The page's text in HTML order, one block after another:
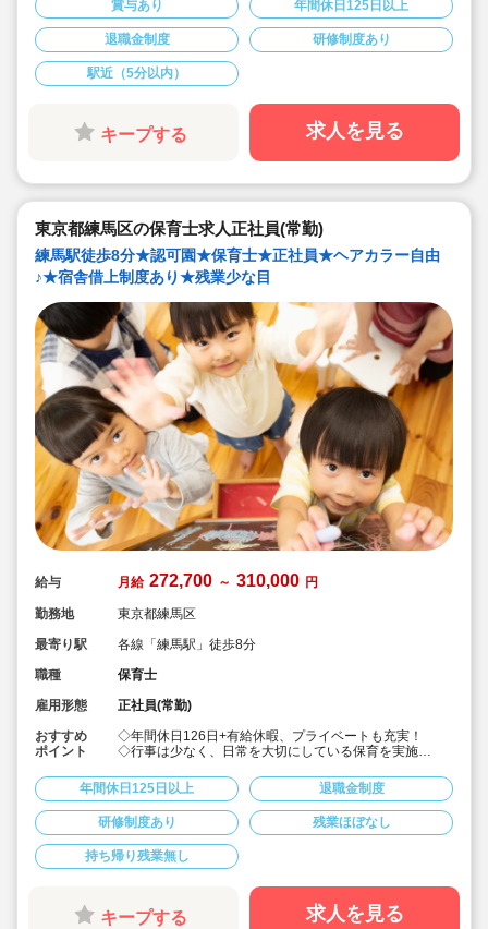
●社員の30％が勤続10年以上の方です。人員配置を手厚
くしており働きやすい環境です。
●職員の配置人数の基準が高い園です。園児一人ひとりに
寄り添った保育を実践されています。人の配置が十分あ
る職場環境です。
●有給休暇は60日間まで積み立て可能！5年ごとの永年勤
続報奨があり働きやすい環境です。
●宿舎借上げ制度利用可能です。約1万円の自己負担で居
住できます！
敷金・礼金は全額会社負担。引越代の一部も会社が負
賞与あり 年間休日125日以上
退職金制度 研修制度あり
駅近（5分以内）
キープする 求人を見る
東京都練馬区の保育士求人正社員(常勤)
練馬駅徒歩8分★認可園★保育士★正社員★ヘアカラー自由
♪★宿舎借上制度あり★残業少な目
給与 月給 272,700 ～ 310,000 円
勤務地
東京都練馬区
最寄り駅
各線「練馬駅」徒歩8分
職種
保育士
雇用形態
正社員(常勤)
おすすめ
ポイント
◇年間休日126日+有給休暇、プライベートも充実！
◇行事は少なく、日常を大切にしている保育を実施
にしています。
◇産休・育休からの復帰（男性の育休実績あり）、時短
勤務実績多数で働きやすい職場です
◇ヘアカラーは自由。髪色の制限なし。
◇20代で経験少ない方もノビノビ働きやすい環境
◇書き物のICT化も進めており持ち帰り業務/残業ほぼな
し。
◇残業した場合の代は1分単位で支給されます
◇子どもが自分の意志や感情を尊重され、自分で選択し
ていくことをあたたかく見守り、子どもが主体の保育を
年間休日125日以上 退職金制度
研修制度あり 残業ほぼなし
持ち帰り残業無し
キープする 求人を見る